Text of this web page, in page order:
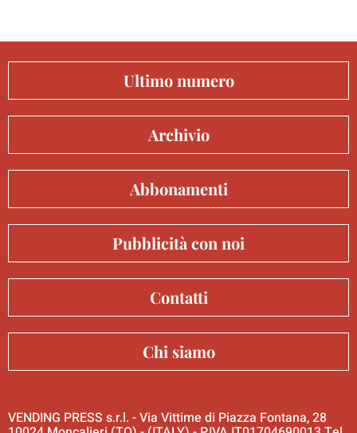
Ultimo numero
Archivio
Abbonamenti
Pubblicità con noi
Contatti
Chi siamo
VENDING PRESS s.r.l. - Via Vittime di Piazza Fontana, 28